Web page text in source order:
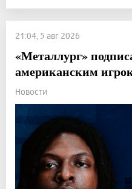
21:04, 5 авг 2026
«Металлург»
американским
Новости